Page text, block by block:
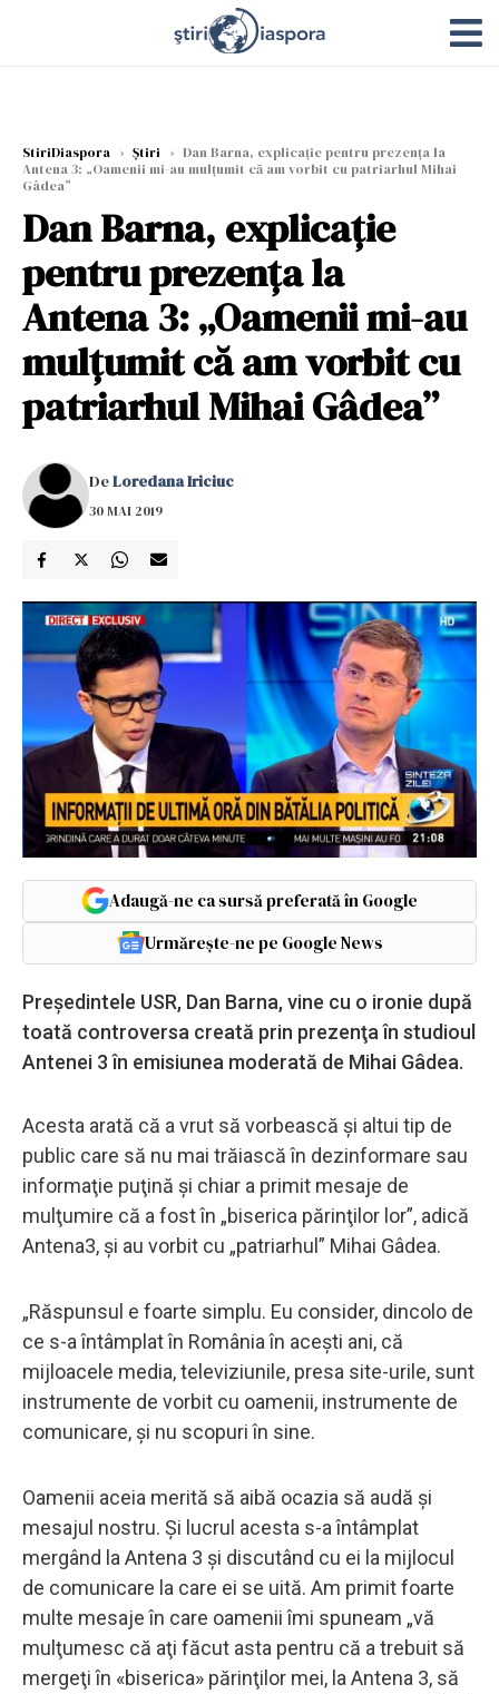
StiriDiaspora › Știri › Dan Barna, explicaţie pentru prezenţa la
Antena 3: „Oamenii mi-au mulţumit că am vorbit cu patriarhul Mihai
Gâdea”
Dan Barna, explicaţie
pentru prezenţa la
Antena 3: „Oamenii mi-au
mulţumit că am vorbit cu
patriarhul Mihai Gâdea”
DeLoredana Iriciuc
30 MAI 2019
Adaugă-ne ca sursă preferată în Google
Urmărește-ne pe Google News
Preşedintele USR, Dan Barna, vine cu o ironie după
toată controversa creată prin prezenţa în studioul
Antenei 3 în emisiunea moderată de Mihai Gâdea.
Acesta arată că a vrut să vorbească şi altui tip de
public care să nu mai trăiască în dezinformare sau
informaţie puţină şi chiar a primit mesaje de
mulţumire că a fost în „biserica părinţilor lor”, adică
Antena3, şi au vorbit cu „patriarhul” Mihai Gâdea.
„Răspunsul e foarte simplu. Eu consider, dincolo de
ce s-a întâmplat în România în aceşti ani, că
mijloacele media, televiziunile, presa site-urile, sunt
instrumente de vorbit cu oamenii, instrumente de
comunicare, şi nu scopuri în sine.
Oamenii aceia merită să aibă ocazia să audă şi
mesajul nostru. Şi lucrul acesta s-a întâmplat
mergând la Antena 3 şi discutând cu ei la mijlocul
de comunicare la care ei se uită. Am primit foarte
multe mesaje în care oamenii îmi spuneam „vă
mulţumesc că aţi făcut asta pentru că a trebuit să
mergeţi în «biserica» părinţilor mei, la Antena 3, să